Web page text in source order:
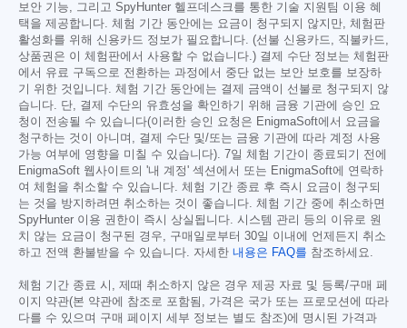
보안 기능, 그리고 SpyHunter 헬프데스크를 통한 기술 지원팀 이용 혜
택을 제공합니다. 체험 기간 동안에는 요금이 청구되지 않지만, 체험판
활성화를 위해 신용카드 정보가 필요합니다. (선불 신용카드, 직불카드,
상품권은 이 체험판에서 사용할 수 없습니다.) 결제 수단 정보는 체험판
에서 유료 구독으로 전환하는 과정에서 중단 없는 보안 보호를 보장하
기 위한 것입니다. 체험 기간 동안에는 결제 금액이 선불로 청구되지 않
습니다. 단, 결제 수단의 유효성을 확인하기 위해 금융 기관에 승인 요
청이 전송될 수 있습니다(이러한 승인 요청은 EnigmaSoft에서 요금을
청구하는 것이 아니며, 결제 수단 및/또는 금융 기관에 따라 계정 사용
가능 여부에 영향을 미칠 수 있습니다). 7일 체험 기간이 종료되기 전에
EnigmaSoft 웹사이트의 '내 계정' 섹션에서 또는 EnigmaSoft에 연락하
여 체험을 취소할 수 있습니다. 체험 기간 종료 후 즉시 요금이 청구되
는 것을 방지하려면 취소하는 것이 좋습니다. 체험 기간 중에 취소하면
SpyHunter 이용 권한이 즉시 상실됩니다. 시스템 관리 등의 이유로 원
치 않는 요금이 청구된 경우, 구매일로부터 30일 이내에 언제든지 취소
하고 전액 환불받을 수 있습니다. 자세한 내용은 FAQ를 참조하세요.
체험 기간 종료 시, 제때 취소하지 않은 경우 제공 자료 및 등록/구매 페
이지 약관(본 약관에 참조로 포함됨, 가격은 국가 또는 프로모션에 따라
다를 수 있으며 구매 페이지 세부 정보는 별도 참조)에 명시된 가격과